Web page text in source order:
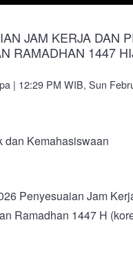
JAM KERJA DAN
RAMADHAN 1447
| 12:29 PM WIB, Sun
dan Kemahasiswaan
Penyesuaian Jam
Ramadhan 1447 H